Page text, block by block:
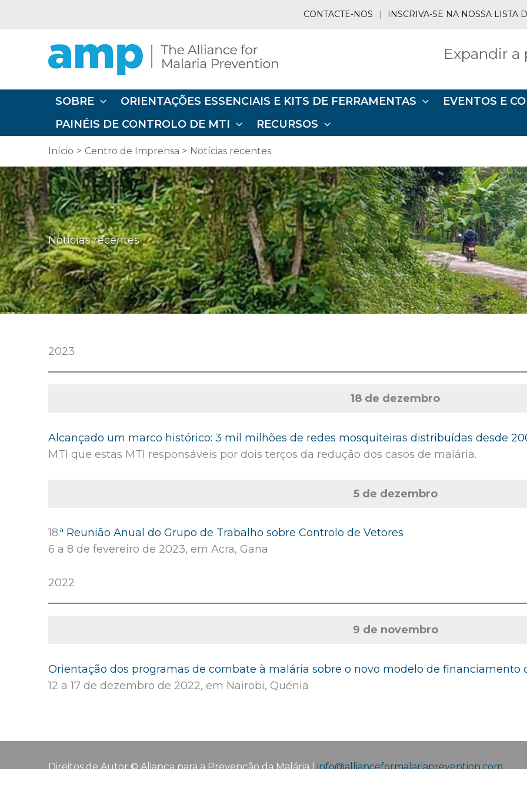
CONTACTE-NOS | INSCRIVA-SE NA NOSSA LISTA
Expandir a
SOBRE ORIENTAÇÕES ESSENCIAIS E KITS DE FERRAMENTAS
EVENTOS E
PAINÉIS DE CONTROLO DE MTI
RECURSOS
Início Centro de Imprensa Notícias recentes
Notícias recentes
2023
18 de dezembro
Alcançado um marco histórico: 3 mil milhões de redes mosquiteiras distribuídas desde
MTI que estas MTI responsáveis por dois terços da redução dos casos de malária.
5 de dezembro
18.ª Reunião Anual do Grupo de Trabalho sobre Controlo de Vetores
6 a 8 de fevereiro de 2023, em Acra, Gana
2022
9 de novembro
Orientação dos programas de combate à malária sobre o novo modelo de financiamento
12 a 17 de dezembro de 2022, em Nairobi, Quénia
Direitos de Autor © Aliança para a Prevenção da Malária |info@allianceformalariaprevention.com